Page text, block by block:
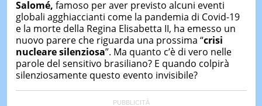
Biblioteca del Sannio".
Salomé, famoso per aver previsto alcuni eventi
globali agghiaccianti come la pandemia di Covid-19
e la morte della Regina Elisabetta II, ha emesso un
nuovo parere che riguarda una prossima “crisi
nucleare silenziosa”. Ma quanto c’è di vero nelle
parole del sensitivo brasiliano? E quando colpirà
silenziosamente questo evento invisibile?